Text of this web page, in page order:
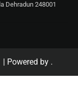
Dehradun 248001
| Powered by .